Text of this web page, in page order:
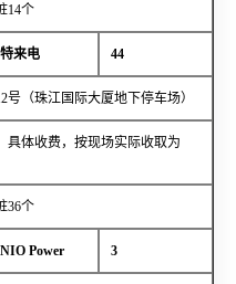
14个
特来电 44
号（珠江国际大厦地下停车场）
具体收费，按现场实际收取为
36个
NIO Power 3